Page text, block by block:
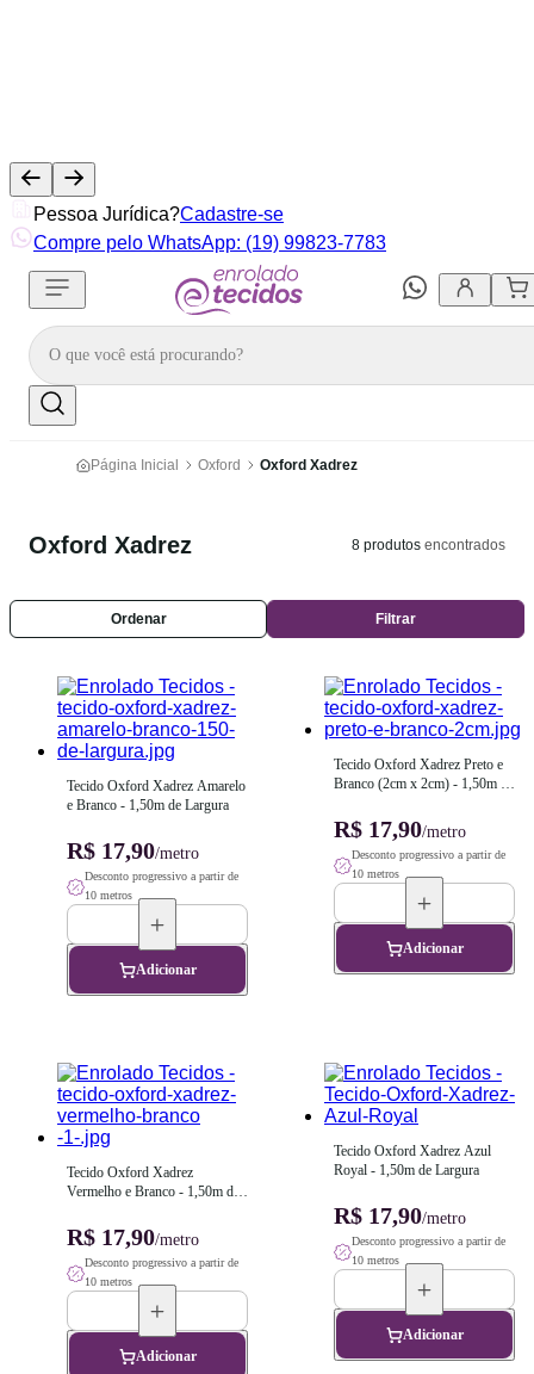
Pessoa Jurídica?Cadastre-se
Compre pelo WhatsApp: (19) 99823-7783
Página Inicial Oxford Oxford Xadrez
Oxford Xadrez 8 produtos encontrados
Ordenar Filtrar
Tecido Oxford Xadrez Amarelo
e Branco - 1,50m de Largura
R$ 17,90/metro
Desconto progressivo a partir de
10 metros
Adicionar
Tecido Oxford Xadrez Preto e
Branco (2cm x 2cm) - 1,50m de
R$ 17,90/metro
Desconto progressivo a partir de
10 metros
Adicionar
Tecido Oxford Xadrez
Vermelho e Branco - 1,50m de
R$ 17,90/metro
Desconto progressivo a partir de
10 metros
Adicionar
Tecido Oxford Xadrez Azul
Royal - 1,50m de Largura
R$ 17,90/metro
Desconto progressivo a partir de
10 metros
Adicionar